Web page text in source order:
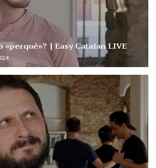
«perquè»? | Easy Catalan LIVE